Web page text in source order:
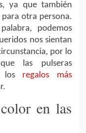
ya que también
otra persona.
podemos
nos sientan
por lo
las pulseras
los regalos más
en las